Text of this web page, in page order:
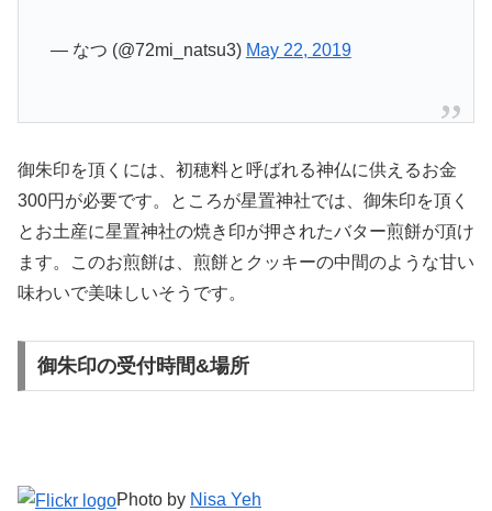
— なつ (@72mi_natsu3) May 22, 2019
御朱印を頂くには、初穂料と呼ばれる神仏に供えるお金
300円が必要です。ところが星置神社では、御朱印を頂く
とお土産に星置神社の焼き印が押されたバター煎餅が頂け
ます。このお煎餅は、煎餅とクッキーの中間のような甘い
味わいで美味しいそうです。
御朱印の受付時間&場所
Photo by Nisa Yeh